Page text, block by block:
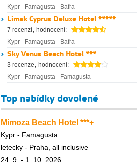
Kypr - Famagusta - Bafra
Limak Cyprus Deluxe Hotel *****
7 recenzí, hodnocení:
Kypr - Famagusta - Bafra
Sky Venus Beach Hotel ***
3 recenze, hodnocení:
Kypr - Famagusta - Famagusta
Top nabídky dovolené
Mimoza Beach Hotel ***+
Kypr - Famagusta
letecky - Praha, all inclusive
24. 9. - 1. 10. 2026